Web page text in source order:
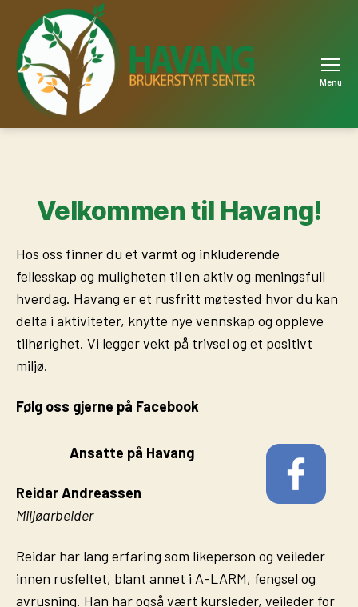
Menu
Velkommen til Havang!
Hos oss finner du et varmt og inkluderende
fellesskap og muligheten til en aktiv og meningsfull
hverdag. Havang er et rusfritt møtested hvor du kan
delta i aktiviteter, knytte nye vennskap og oppleve
tilhørighet. Vi legger vekt på trivsel og et positivt
miljø.
Følg oss gjerne på Facebook
Ansatte på Havang
Reidar Andreassen
Miljøarbeider
Reidar har lang erfaring som likeperson og veileder
innen rusfeltet, blant annet i A-LARM, fengsel og
avrusning. Han har også vært kursleder, veileder for